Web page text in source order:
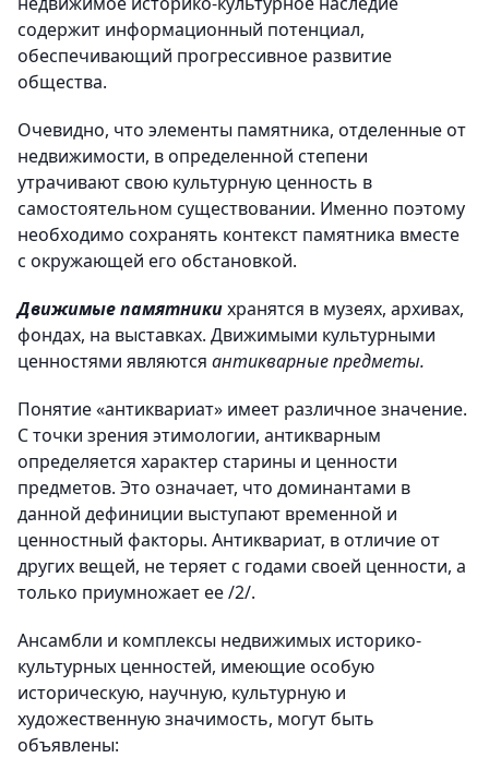
содержит информационный потенциал,
обеспечивающий прогрессивное развитие
общества.
Очевидно, что элементы памятника, отделенные от
недвижимости, в определенной степени
утрачивают свою культурную ценность в
самостоятельном существовании. Именно поэтому
необходимо сохранять контекст памятника вместе
с окружающей его обстановкой.
Движимые памятникихранятся в музеях, архивах,
фондах, на выставках. Движимыми культурными
ценностями являются антикварные предметы.
Понятие «антиквариат» имеет различное значение.
С точки зрения этимологии, антикварным
определяется характер старины и ценности
предметов. Это означает, что доминантами в
данной дефиниции выступают временной и
ценностный факторы. Антиквариат, в отличие от
других вещей, не теряет с годами своей ценности, а
только приумножает ее /2/.
Ансамбли и комплексы недвижимых историко-
культурных ценностей, имеющие особую
историческую, научную, культурную и
художественную значимость, могут быть
объявлены: